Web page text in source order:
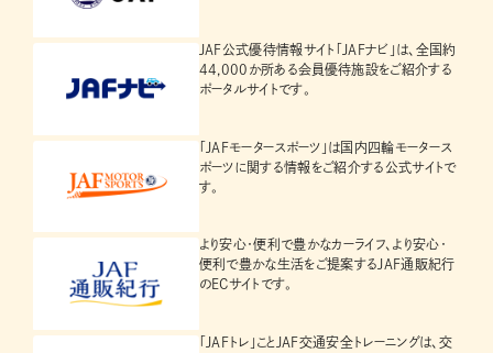
JAF公式優待情報サイト「JAFナビ」は、全国約
44,000か所ある会員優待施設をご紹介する
ポータルサイトです。
「JAFモータースポーツ」は国内四輪モータース
ポーツに関する情報をご紹介する公式サイトで
す。
より安心・便利で豊かなカーライフ、より安心・
便利で豊かな生活をご提案するJAF通販紀行
のECサイトです。
「JAFトレ」ことJAF交通安全トレーニングは、交